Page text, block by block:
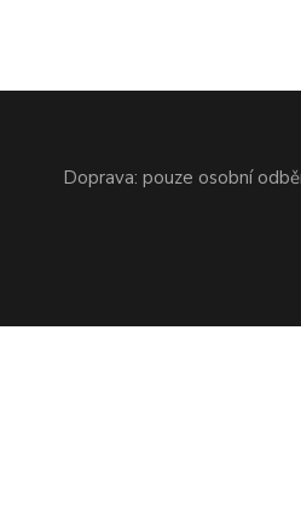
Doprava: pouze osobní